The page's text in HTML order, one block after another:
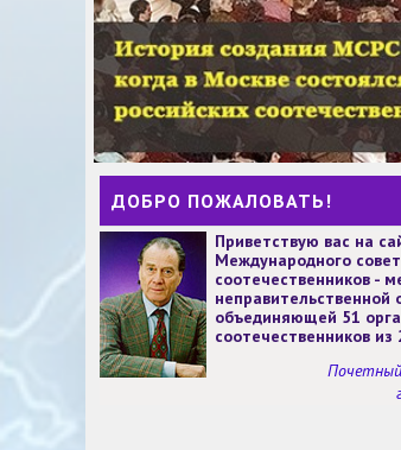
ДОБРО ПОЖАЛОВАТЬ!
Приветствую вас на
Международного
соотечественников -
неправительственной
объединяющей 51
соотечественников